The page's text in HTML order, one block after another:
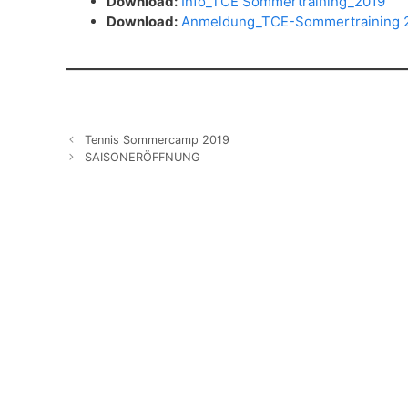
Download: Anmeldung_TCE-Sommertraining
Tennis Sommercamp 2019
SAISONERÖFFNUNG